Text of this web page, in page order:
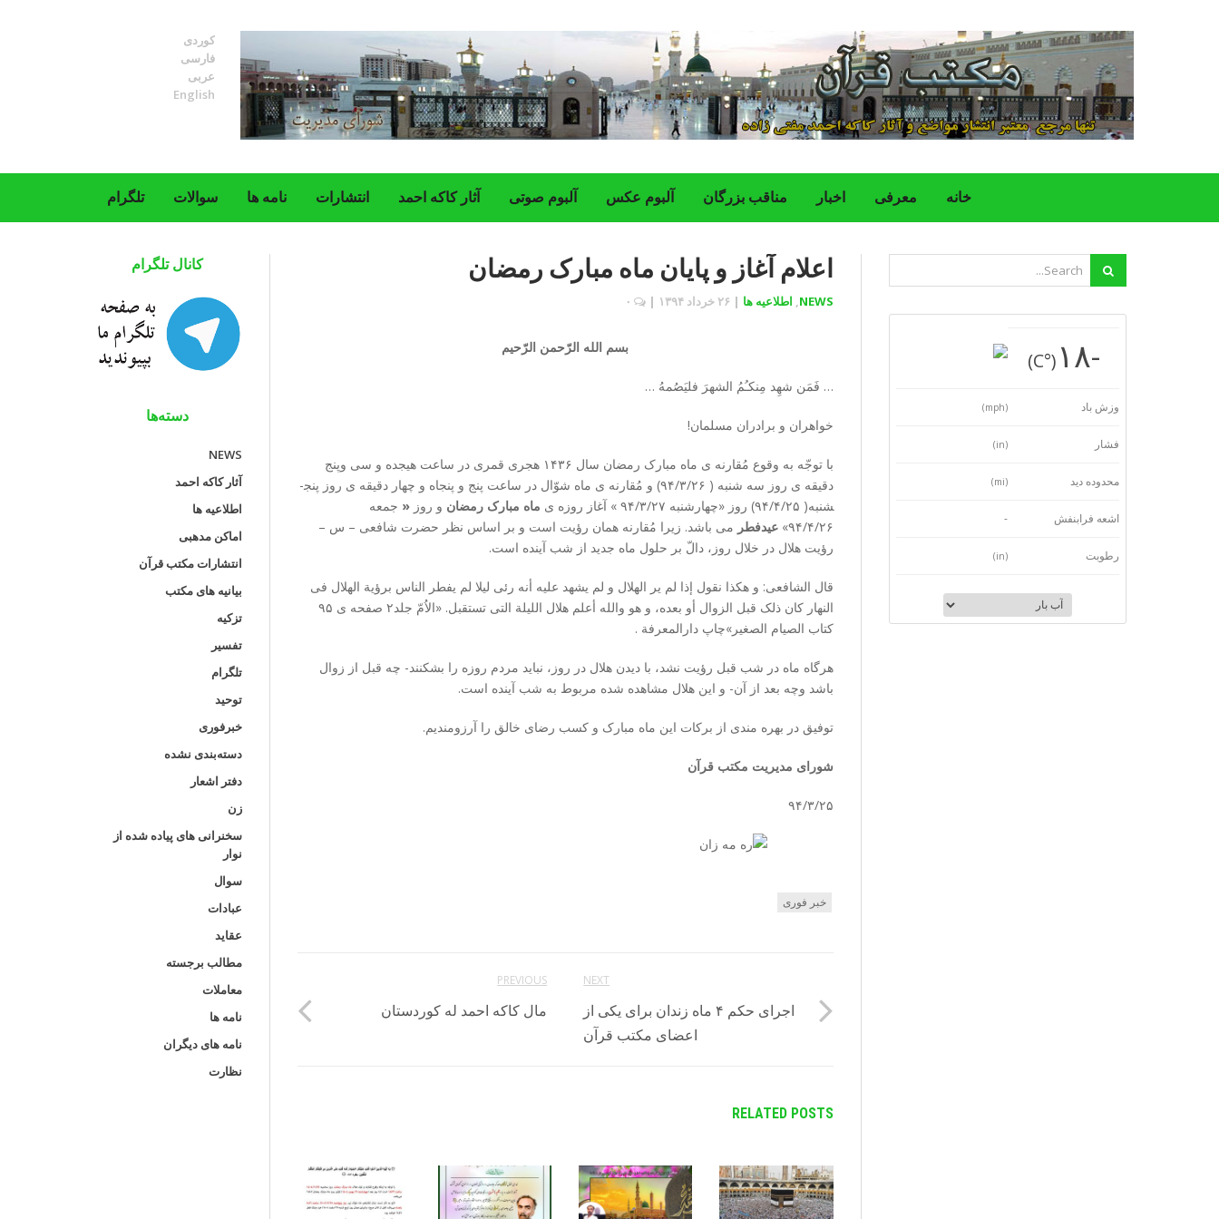
کوردی
فارسی
عربی
English
تلگرام سوالات نامه ها انتشارات آثار کاکه احمد آلبوم صوتی ‌آلبوم عکس مناقب بزرگان اخبار معرفی خانه
اعلام آغاز و پایان ماه مبارک رمضان
NEWS
, اطلاعیه ها | ۲۶ خرداد ۱۳۹۴ |
بسم الله الرّحمن الرّحیم
… فَمَن شهِد مِنکـُمُ الشهرَ فلیَصُمهُ …
خواهران و برادران مسلمان!
با توجّه به وقوع مُقارنه­ ی ماه مبارک رمضان سال ۱۴۳۶ هجری قمری در ساعت هیجده و سی وپنج
دقیقه­ ی روز سه شنبه ( ۹۴/۳/۲۶) و مُقارنه­ ی ماه شوّال در ساعت پنج و پنجاه و چهار دقیقه­ ی روز پنج­
شنبه( ۹۴/۴/۲۵) روز «چهارشنبه ۹۴/۳/۲۷ » آغاز روزه­ ی
ماه مبارک رمضان و روز« جمعه
۹۴/۴/۲۶» عیدفطر می­ باشد. زیرا مُقارنه همان رؤیت است و بر اساس نظر حضرت شافعی – س –
رؤیت هلال در خلال روز، دالّ بر حلول ماه جدید از شب آینده است.
قال الشافعی: و هکذا نقول إذا لم یر الهلال و لم یشهد علیه أنه رئی لیلا لم یفطر الناس برؤیة الهلال فی
النهار کان ذلک قبل الزوال أو بعده، و هو والله أعلم هلال اللیلة التی تستقبل. «الاُمّ جلد۲ صفحه ی ۹۵
کتاب الصیام الصغیر»چاپ دارالمعرفة .
هرگاه ماه در شب قبل رؤیت نشد، با دیدن هلال در روز، نباید مردم روزه را بشکنند- چه قبل از زوال
باشد وچه بعد از آن- و این هلال مشاهده شده مربوط به شب آینده است.
توفیق در بهره­ مندی از برکات این ماه مبارک و کسب رضای خالق را آرزومندیم.
شورای مدیریت مکتب قرآن
۹۴/۳/۲۵
خبر فوری
PREVIOUS
مال کاکه احمد له کوردستان
NEXT
اجرای حکم ۴ ماه زندان برای یکی از
اعضای مکتب قرآن
RELATED POSTS
کانال تلگرام
دسته‌ها
NEWS
آثار کاکه احمد
اطلاعیه ها
اماکن مدهبی
انتشارات مکتب قرآن
بیانیه های مکتب
تزکیه
تفسیر
تلگرام
توحید
خبرفوری
دسته‌بندی نشده
دفتر اشعار
زن
سخنرانی های پیاده شده از
نوار
سوال
عبادات
عقاید
مطالب برجسته
معاملات
نامه ها
نامه های دیگران
نظارت
-١٨ (°C)
وزش باد (mph)
فشار (in)
محدوده دید (mi)
اشعه فرابنفش -
رطوبت (in)